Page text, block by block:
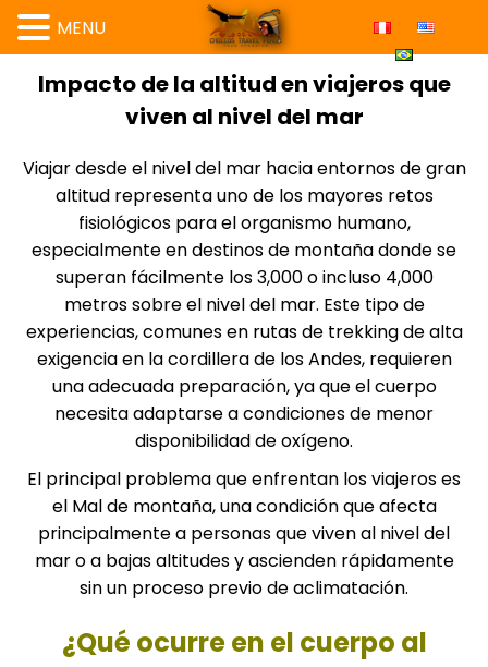
Impacto de la altitud en viajeros que
viven al nivel del mar
Viajar desde el nivel del mar hacia entornos de gran
altitud representa uno de los mayores retos
fisiológicos para el organismo humano,
especialmente en destinos de montaña donde se
superan fácilmente los 3,000 o incluso 4,000
metros sobre el nivel del mar. Este tipo de
experiencias, comunes en rutas de trekking de alta
exigencia en la cordillera de los Andes, requieren
una adecuada preparación, ya que el cuerpo
necesita adaptarse a condiciones de menor
disponibilidad de oxígeno.
El principal problema que enfrentan los viajeros es
el Mal de montaña, una condición que afecta
principalmente a personas que viven al nivel del
mar o a bajas altitudes y ascienden rápidamente
sin un proceso previo de aclimatación.
¿Qué ocurre en el cuerpo al
MENU